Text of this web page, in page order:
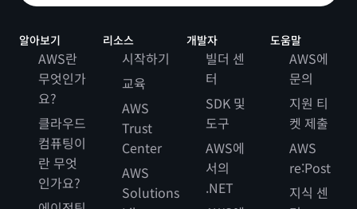
알아보기
AWS란
무엇인가
요?
클라우드
컴퓨팅이
란 무엇
인가요?
리소스
시작하기
교육
AWS
Trust
Center
AWS
Solutions
개발자
빌더 센
터
SDK 및
도구
AWS에
서의
.NET
도움말
AWS에
문의
지원 티
켓 제출
AWS
re:Post
지식 센